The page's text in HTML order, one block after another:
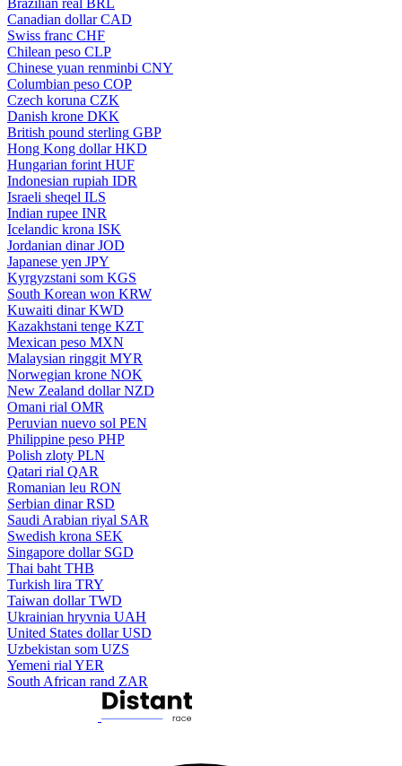
Brazilian real BRL
Canadian dollar CAD
Swiss franc CHF
Chilean peso CLP
Chinese yuan renminbi CNY
Columbian peso COP
Czech koruna CZK
Danish krone DKK
British pound sterling GBP
Hong Kong dollar HKD
Hungarian forint HUF
Indonesian rupiah IDR
Israeli sheqel ILS
Indian rupee INR
Icelandic krona ISK
Jordanian dinar JOD
Japanese yen JPY
Kyrgyzstani som KGS
South Korean won KRW
Kuwaiti dinar KWD
Kazakhstani tenge KZT
Mexican peso MXN
Malaysian ringgit MYR
Norwegian krone NOK
New Zealand dollar NZD
Omani rial OMR
Peruvian nuevo sol PEN
Philippine peso PHP
Polish zloty PLN
Qatari rial QAR
Romanian leu RON
Serbian dinar RSD
Saudi Arabian riyal SAR
Swedish krona SEK
Singapore dollar SGD
Thai baht THB
Turkish lira TRY
Taiwan dollar TWD
Ukrainian hryvnia UAH
United States dollar USD
Uzbekistan som UZS
Yemeni rial YER
South African rand ZAR